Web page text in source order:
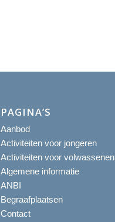
PAGINA’S
Aanbod
Activiteiten voor jongeren
Activiteiten voor volwassenen
Algemene informatie
ANBI
Begraafplaatsen
Contact